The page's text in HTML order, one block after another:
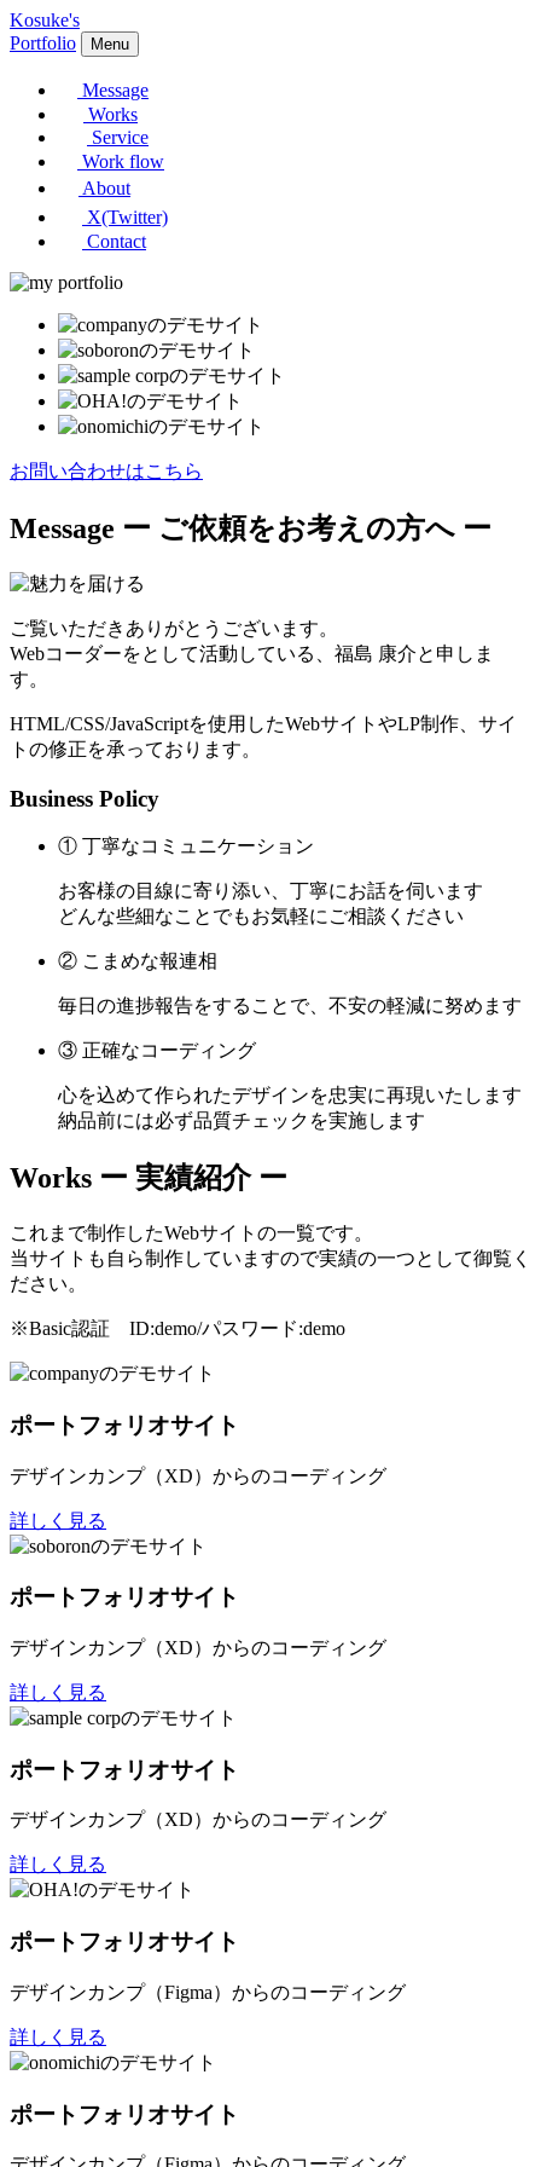
Kosuke's
Portfolio
Menu
Message
Works
Service
Work flow
About
X(Twitter)
Contact
お問い合わせはこちら
Message ー ご依頼をお考えの方へ ー
ご覧いただきありがとうございます。
Webコーダーをとして活動している、福島 康介と申しま
す。
HTML/CSS/JavaScriptを使用したWebサイトやLP制作、サイ
トの修正を承っております。
Business Policy
① 丁寧なコミュニケーション
お客様の目線に寄り添い、丁寧にお話を伺います
どんな些細なことでもお気軽にご相談ください
② こまめな報連相
毎日の進捗報告をすることで、不安の軽減に努めます
③ 正確なコーディング
心を込めて作られたデザインを忠実に再現いたします
納品前には必ず品質チェックを実施します
Works ー 実績紹介 ー
これまで制作したWebサイトの一覧です。
当サイトも自ら制作していますので実績の一つとして御覧く
ださい。
※Basic認証 ID:demo/パスワード:demo
ポートフォリオサイト
デザインカンプ（XD）からのコーディング
詳しく見る
ポートフォリオサイト
デザインカンプ（XD）からのコーディング
詳しく見る
ポートフォリオサイト
デザインカンプ（XD）からのコーディング
詳しく見る
ポートフォリオサイト
デザインカンプ（Figma）からのコーディング
詳しく見る
ポートフォリオサイト